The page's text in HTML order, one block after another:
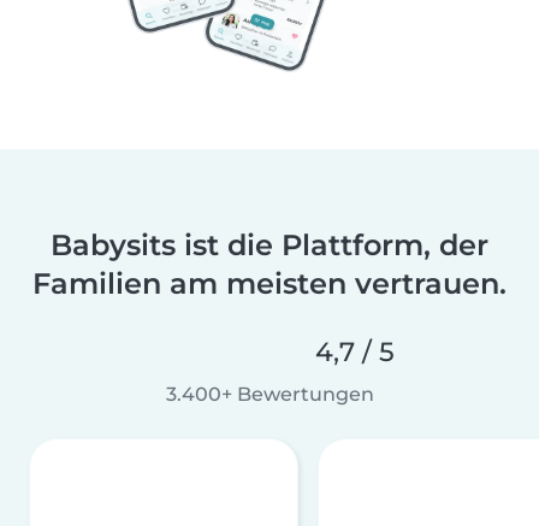
Babysits ist die Plattform, der
Familien am meisten vertrauen.
4,7 / 5
3.400+ Bewertungen